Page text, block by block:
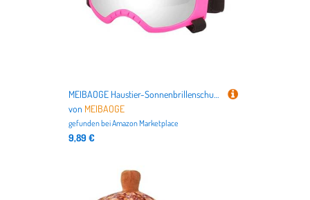
MEIBAOGE Haustier-Sonnenbrillenschutz für kleine bis große Hunde im nördlichen Bereich mit verstellbarem Riemen für Outdoor-Sportarten
von MEIBAOGE
gefunden beiAmazon Marketplace
9,89 €